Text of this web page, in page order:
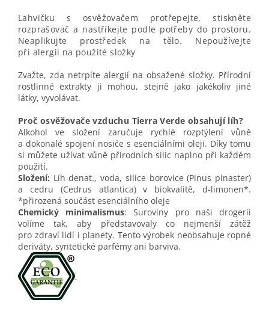
Lahvičku s osvěžovačem protřepejte, stiskněte
rozprašovač a nastříkejte podle potřeby do prostoru.
Neaplikujte prostředek na tělo. Nepoužívejte
při alergii na použité složky
Zvažte, zda netrpíte alergií na obsažené složky. Přírodní
rostlinné extrakty ji mohou, stejně jako jakékoliv jiné
látky, vyvolávat.
Proč osvěžovače vzduchu Tierra Verde obsahují líh?
Alkohol ve složení zaručuje rychlé rozptýlení vůně
a dokonalé spojení nosiče s esenciálními oleji. Díky tomu
si můžete užívat vůně přírodních silic naplno při každém
použití.
Složení: Líh denat., voda, silice borovice (Pinus pinaster)
a cedru (Cedrus atlantica) v biokvalitě, d-limonen*.
*přirozená součást esenciálního oleje
Chemický minimalismus: Suroviny pro naši drogerii
volíme tak, aby představovaly co nejmenší zátěž
pro zdraví lidí i planety. Tento výrobek neobsahuje ropné
deriváty, syntetické parfémy ani barviva.
'